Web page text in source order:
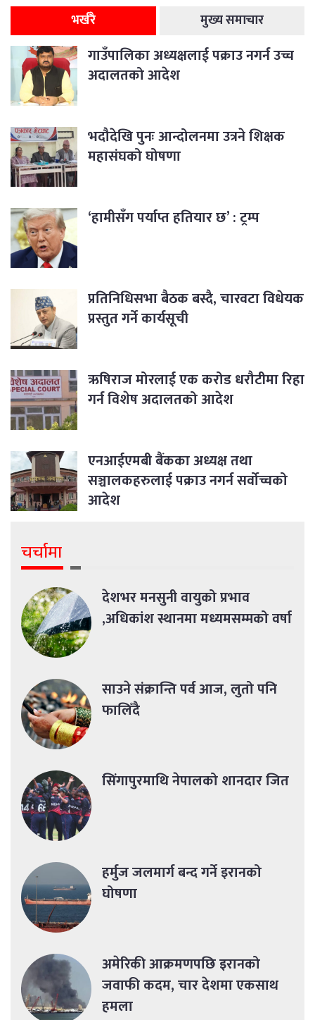
भर्खरै मुख्य समाचार
गाउँपालिका अध्यक्षलाई पक्राउ नगर्न उच्च
अदालतको आदेश
भदौदेखि पुनः आन्दोलनमा उत्रने शिक्षक
महासंघको घोषणा
‘हामीसँग पर्याप्त हतियार छ’ : ट्रम्प
प्रतिनिधिसभा बैठक बस्दै, चारवटा विधेयक
प्रस्तुत गर्ने कार्यसूची
ऋषिराज मोरलाई एक करोड धरौटीमा रिहा
गर्न विशेष अदालतको आदेश
एनआईएमबी बैंकका अध्यक्ष तथा
सञ्चालकहरुलाई पक्राउ नगर्न सर्वोच्चको
आदेश
चर्चामा
देशभर मनसुनी वायुको प्रभाव
,अधिकांश स्थानमा मध्यमसम्मको वर्षा
साउने संक्रान्ति पर्व आज, लुतो पनि
फालिँदै
सिंगापुरमाथि नेपालको शानदार जित
हर्मुज जलमार्ग बन्द गर्ने इरानको
घोषणा
अमेरिकी आक्रमणपछि इरानको
जवाफी कदम, चार देशमा एकसाथ
हमला